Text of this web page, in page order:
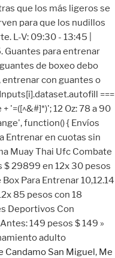
que los más ligeros se
para que los nudillos
L-V: 09:30 - 13:45 |
Guantes para entrenar
de boxeo debo
con guantes o
===
'=([^&#]*)'; 12 Oz: 78 a 90
function() { Envíos
Entrenar en cuotas sin
Muay Thai Ufc Combate
29899 en 12x 30 pesos
Para Entrenar 10,12.14
85 pesos con 18
Deportivos Con
149 pesos $ 149 »
adulto
Candamo San Miguel, Me